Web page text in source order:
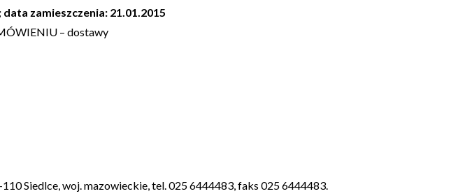
data zamieszczenia: 21.01.2015
– dostawy
Siedlce, woj. mazowieckie, tel. 025 6444483, faks 025 6444483.